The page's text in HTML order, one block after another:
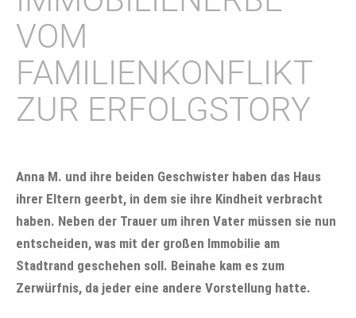
VOM
FAMILIENKONFLIKT
ZUR ERFOLGSTORY
Anna M. und ihre beiden Geschwister haben das Haus
ihrer Eltern geerbt, in dem sie ihre Kindheit verbracht
haben. Neben der Trauer um ihren Vater müssen sie nun
entscheiden, was mit der großen Immobilie am
Stadtrand geschehen soll. Beinahe kam es zum
Zerwürfnis, da jeder eine andere Vorstellung hatte.